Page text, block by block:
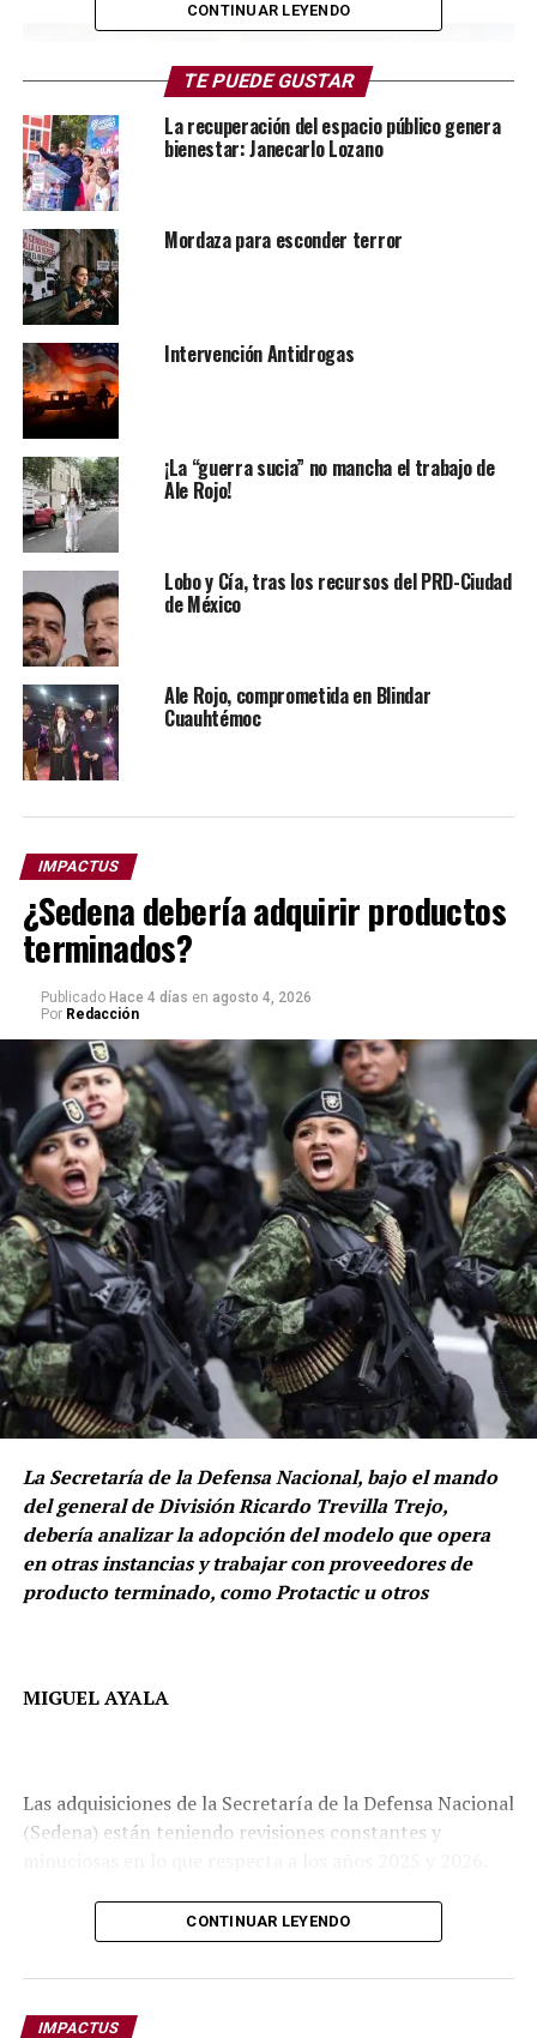
Notas de mariachi, festejo, efervescencia colectiva.
¡Quiere volar!, dicen. Y, aunque no quieran, a la cuenta
de tres, personas seleccionadas al azar, vuelan por los
aires, sostenidas por una cadena de brazos
desconocidos.
Una celebración por el máximo evento de futbol.
Chorros de cerveza y espuma se esparcen por las calles y
sobre los cuerpos que se suman al festejo.
Hay peleas, golpes, patadas, gritos. Vehículos atrapados
en la celebración son trepados, sacudidos, empujados.
“Es una fiesta”, dicen. Pero hay muertos, hay heridos. Ya
no es fiesta: es luto, es duelo, es pérdida.
En México sabemos celebrar. Nos gusta la fiesta. Pero
esto ya no parece una celebración: es energía
Ya había un antecedente: No olvidar lo que pasó en
Cabo San Lucas.
CONTINUAR LEYENDO
TE PUEDE GUSTAR
La recuperación del espacio público genera
bienestar: Janecarlo Lozano
Mordaza para esconder terror
Intervención Antidrogas
¡La “guerra sucia” no mancha el trabajo de
Ale Rojo!
Lobo y Cía, tras los recursos del PRD-Ciudad
de México
Ale Rojo, comprometida en Blindar
Cuauhtémoc
IMPACTUS
¿Sedena debería adquirir productos
terminados?
Publicado Hace 4 días en agosto 4, 2026
Por Redacción
La Secretaría de la Defensa Nacional, bajo el mando
del general de División Ricardo Trevilla Trejo,
debería analizar la adopción del modelo que opera
en otras instancias y trabajar con proveedores de
producto terminado, como Protactic u otros
MIGUEL AYALA
Las adquisiciones de la Secretaría de la Defensa Nacional
(Sedena) están teniendo revisiones constantes y
Todo esto es porque hay indicios de que podrían darse
algunos sobreprecios en la Sedena, encabezada por el
antibalas.
CONTINUAR LEYENDO
IMPACTUS